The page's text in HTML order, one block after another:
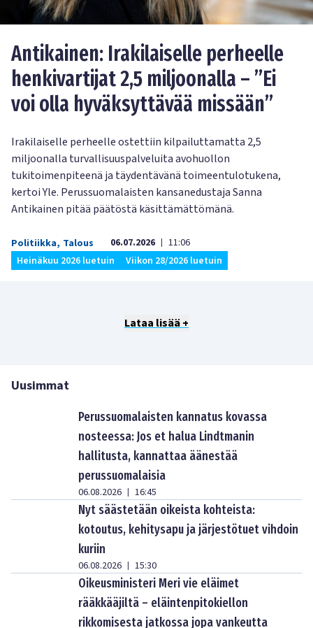
Antikainen: Irakilaiselle perheelle
henkivartijat 2,5 miljoonalla – ”Ei
voi olla hyväksyttävää missään”
Irakilaiselle perheelle ostettiin kilpailuttamatta 2,5
miljoonalla turvallisuuspalveluita avohuollon
tukitoimenpiteenä ja täydentävänä toimeentulotukena,
kertoi Yle. Perussuomalaisten kansanedustaja Sanna
Antikainen pitää päätöstä käsittämättömänä.
Politiikka, Talous 06.07.2026 | 11:06
Heinäkuu 2026 luetuin Viikon 28/2026 luetuin
Lataa lisää +
Uusimmat
Perussuomalaisten kannatus kovassa
nosteessa: Jos et halua Lindtmanin
hallitusta, kannattaa äänestää
perussuomalaisia
06.08.2026 | 16:45
Nyt säästetään oikeista kohteista:
kotoutus, kehitysapu ja järjestötuet vihdoin
kuriin
06.08.2026 | 15:30
Oikeusministeri Meri vie eläimet
rääkkääjiltä – eläintenpitokiellon
rikkomisesta jatkossa jopa vankeutta